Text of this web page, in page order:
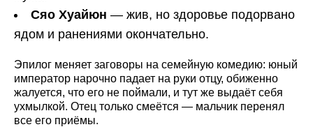
Сяо Хуайюн — жив, но здоровье подорвано
ядом и ранениями окончательно.
Эпилог меняет заговоры на семейную комедию: юный
император нарочно падает на руки отцу, обиженно
жалуется, что его не поймали, и тут же выдаёт себя
ухмылкой. Отец только смеётся — мальчик перенял
все его приёмы.